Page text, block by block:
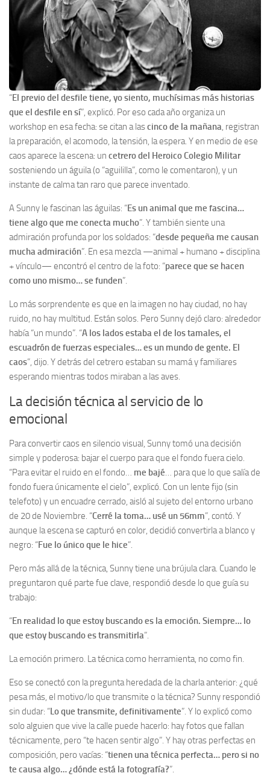
“El previo del desfile tiene, yo siento, muchísimas más historias
que el desfile en sí”, explicó. Por eso cada año organiza un
workshop en esa fecha: se citan a lascinco de la mañana, registran
la preparación, el acomodo, la tensión, la espera. Y en medio de ese
caos aparece la escena: un cetrero del Heroico Colegio Militar
sosteniendo un águila (o “aguililla”, como le comentaron), y un
instante de calma tan raro que parece inventado.
A Sunny le fascinan las águilas: “Es un animal que me fascina…
tiene algo que me conecta mucho”. Y también siente una
admiración profunda por los soldados: “desde pequeña me causan
mucha admiración”. En esa mezcla —animal + humano + disciplina
+ vínculo— encontró el centro de la foto: “parece que se hacen
como uno mismo… se funden”.
Lo más sorprendente es que en la imagen no hay ciudad, no hay
ruido, no hay multitud. Están solos. Pero Sunny dejó claro: alrededor
había “un mundo”. “A los lados estaba el de los tamales, el
escuadrón de fuerzas especiales… es un mundo de gente. El
caos”, dijo. Y detrás del cetrero estaban su mamá y familiares
esperando mientras todos miraban a las aves.
La decisión técnica al servicio de lo
emocional
Para convertir caos en silencio visual, Sunny tomó una decisión
simple y poderosa: bajar el cuerpo para que el fondo fuera cielo.
“Para evitar el ruido en el fondo… me bajé… para que lo que salía de
fondo fuera únicamente el cielo”, explicó. Con un lente fijo (sin
telefoto) y un encuadre cerrado, aisló al sujeto del entorno urbano
de 20 de Noviembre. “Cerré la toma… usé un 56mm”, contó. Y
aunque la escena se capturó en color, decidió convertirla a blanco y
negro: “Fue lo único que le hice”.
Pero más allá de la técnica, Sunny tiene una brújula clara. Cuando le
preguntaron qué parte fue clave, respondió desde lo que guía su
trabajo:
“En realidad lo que estoy buscando es la emoción. Siempre… lo
que estoy buscando es transmitirla”.
La emoción primero. La técnica como herramienta, no como fin.
Eso se conectó con la pregunta heredada de la charla anterior: ¿qué
pesa más, el motivo/lo que transmite o la técnica? Sunny respondió
sin dudar: “Lo que transmite, definitivamente”. Y lo explicó como
solo alguien que vive la calle puede hacerlo: hay fotos que fallan
técnicamente, pero “te hacen sentir algo”. Y hay otras perfectas en
composición, pero vacías: “tienen una técnica perfecta… pero si no
te causa algo… ¿dónde está la fotografía?”.